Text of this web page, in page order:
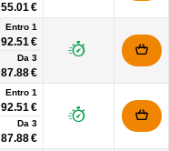
55.01 €
Entro 1
92.51 €
Da 3
87.88 €
Entro 1
92.51 €
Da 3
87.88 €